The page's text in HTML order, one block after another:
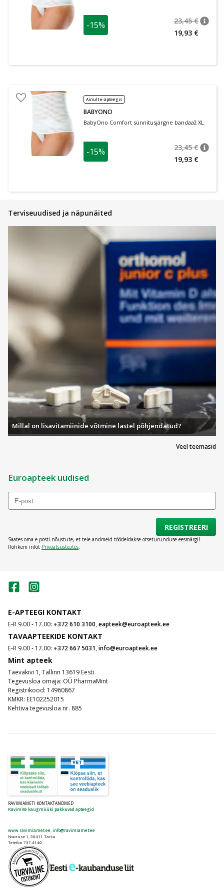
-15% 23,45 €
19,93 €
Ainult e-apteegis
BABYONO
BabyOno Comfort sünnitusjärgne bandaaž XL
-15% 23,45 €
19,93 €
Terviseuudised ja näpunäited
Veel teemasid
Millal on lisavitamiinide võtmine lastel põhjendatud?
Euroapteek uudised
REGISTREERI
Saates oma e-posti nõustute, et teie andmeid töödeldakse otseturunduse eesmärgil.
Rohkem infot Privaatsusteates.
E-APTEEGI KONTAKT
E-R 9.00 - 17.00: +372 610 3100,eapteek@euroapteek.ee
TAVAAPTEEKIDE KONTAKT
E-R 9.00 - 17.00: +372 667 5031,info@euroapteek.ee
Mint apteek
Taevakivi 1, Tallinn 13619 Eesti
Tegevusloa omaja: OÜ PharmaMint
Registrikood: 14960867
KMKR: EE102252015
Kehtiva tegevusloa nr. 885
RAVIMIAMETI KONTAKTANDMED
Ravimite kaugmüüki pakkuvad apteegid
www.ravimiamet.ee info@ravimiamet.ee
Nooruse 1, 50411 Tartu
Telefon 737 4140